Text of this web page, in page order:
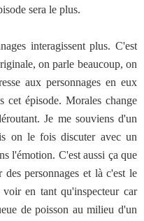
sera le plus.
interagissent plus. C'est
on parle beaucoup, on
aux personnages en eux
épisode. Morales change
Je me souviens d'un
on le fois discuter avec un
l'émotion. C'est aussi ça que
personnages et là c'est le
en tant qu'inspecteur car
de poisson au milieu d'un